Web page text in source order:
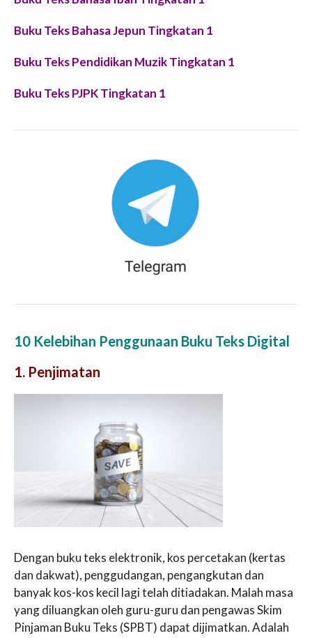
Buku Teks Bahasa Jepun Tingkatan 1
Buku Teks Pendidikan Muzik Tingkatan 1
Buku Teks PJPK Tingkatan 1
10 Kelebihan Penggunaan Buku Teks Digital
1. Penjimatan
Dengan buku teks elektronik, kos percetakan (kertas
dan dakwat), penggudangan, pengangkutan dan
banyak kos-kos kecil lagi telah ditiadakan. Malah masa
yang diluangkan oleh guru-guru dan pengawas Skim
Pinjaman Buku Teks (SPBT) dapat dijimatkan. Adalah